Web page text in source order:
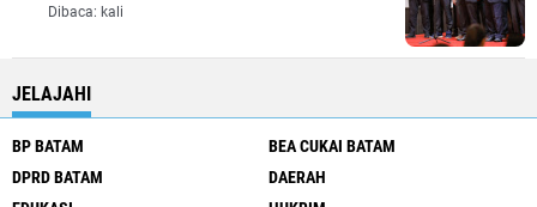
Dibaca: kali
JELAJAHI
BP BATAM
BEA CUKAI BATAM
DPRD BATAM
DAERAH